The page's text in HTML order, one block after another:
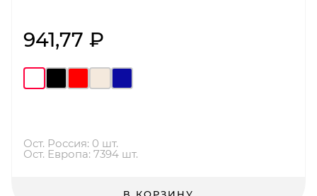
941,77 ₽
Ост. Россия: 0 шт.
Ост. Европа: 7394 шт.
В КОРЗИНУ